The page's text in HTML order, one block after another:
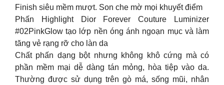
Finish siêu mềm mượt. Son che mờ mọi khuyết điểm
Phấn Highlight Dior Forever Couture Luminizer
#02PinkGlow tạo lớp nền óng ánh ngoạn mục và làm
tăng vẻ rạng rỡ cho làn da
Chất phấn dạng bột nhưng không khô cứng mà có
phần mềm mại dễ dàng tán mỏng, hòa tiệp vào da.
Thường được sử dụng trên gò má, sống mũi, nhân